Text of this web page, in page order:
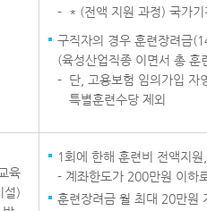
* (전액 지원 과정) 국가
구직자의 경우 훈련장려금
(육성산업직종 이면서 총
단, 고용보험 임의가입 자
특별훈련수당 제외
육
설)
1회에 한해 훈련비 전액지
- 계좌한도가 200만원 이하
훈련장려금 월 최대 20만원